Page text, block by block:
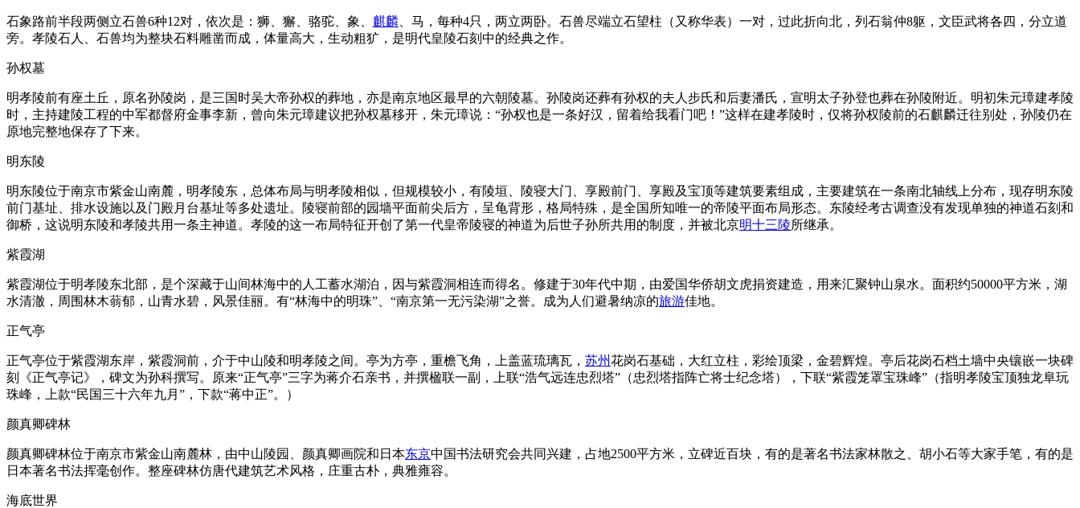
石象路前半段两侧立石兽6种12对，依次是：狮、獬、骆驼、象、 麒麟 、马，每种4只，两立两卧。石兽尽端立石望柱（又称华表）一对，过此折向北，列石翁仲8躯，文臣武将各四，分立道
旁。孝陵石人、石兽均为整块石料雕凿而成，体量高大，生动粗犷，是明代皇陵石刻中的经典之作。
孙权墓
明孝陵前有座土丘，原名孙陵岗，是三国时吴大帝孙权的葬地，亦是南京地区最早的六朝陵墓。孙陵岗还葬有孙权的夫人步氏和后妻潘氏，宣明太子孙登也葬在孙陵附近。明初朱元璋建孝陵
时，主持建陵工程的中军都督府金事李新，曾向朱元璋建议把孙权墓移开，朱元璋说：“孙权也是一条好汉，留着给我看门吧！”这样在建孝陵时，仅将孙权陵前的石麒麟迁往别处，孙陵仍在
原地完整地保存了下来。
明东陵
明东陵位于南京市紫金山南麓，明孝陵东，总体布局与明孝陵相似，但规模较小，有陵垣、陵寝大门、享殿前门、享殿及宝顶等建筑要素组成，主要建筑在一条南北轴线上分布，现存明东陵
前门基址、排水设施以及门殿月台基址等多处遗址。陵寝前部的园墙平面前尖后方，呈龟背形，格局特殊，是全国所知唯一的帝陵平面布局形态。东陵经考古调查没有发现单独的神道石刻和
御桥，这说明东陵和孝陵共用一条主神道。孝陵的这一布局特征开创了第一代皇帝陵寝的神道为后世子孙所共用的制度，并被北京明十三陵所继承。
紫霞湖
紫霞湖位于明孝陵东北部，是个深藏于山间林海中的人工蓄水湖泊，因与紫霞洞相连而得名。修建于30年代中期，由爱国华侨胡文虎捐资建造，用来汇聚钟山泉水。面积约50000平方米，湖
水清澈，周围林木蓊郁，山青水碧，风景佳丽。有“林海中的明珠”、“南京第一无污染湖”之誉。成为人们避暑纳凉的旅游佳地。
正气亭
正气亭位于紫霞湖东岸，紫霞洞前，介于中山陵和明孝陵之间。亭为方亭，重檐飞角，上盖蓝琉璃瓦， 苏州花岗石基础，大红立柱，彩绘顶梁，金碧辉煌。亭后花岗石档土墙中央镶嵌一块碑
刻《正气亭记》，碑文为孙科撰写。原来“正气亭”三字为蒋介石亲书，并撰楹联一副，上联“浩气远连忠烈塔”（忠烈塔指阵亡将士纪念塔），下联“紫霞笼罩宝珠峰”（指明孝陵宝顶独龙阜玩
珠峰，上款“民国三十六年九月”，下款“蒋中正”。）
颜真卿碑林
颜真卿碑林位于南京市紫金山南麓林，由中山陵园、颜真卿画院和日本东京中国书法研究会共同兴建，占地2500平方米，立碑近百块，有的是著名书法家林散之、胡小石等大家手笔，有的是
日本著名书法挥毫创作。整座碑林仿唐代建筑艺术风格，庄重古朴，典雅雍容。
海底世界